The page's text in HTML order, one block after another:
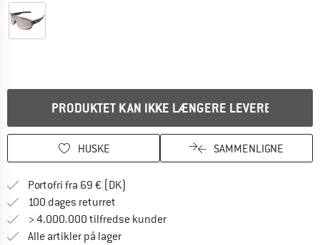
PRODUKTET KAN IKKE LÆNGERE LEVERES
HUSKE SAMMENLIGNE
Portofri fra 69 € (DK)
100 dages returret
> 4.000.000 tilfredse kunder
Alle artikler på lager